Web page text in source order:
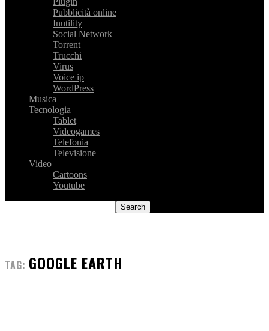
Pubblicità online
Inutility
Social Network
Torrent
Trucchi
Virus
Voice ip
WordPress
Musica
Tecnologia
Tablet
Videogames
Telefonia
Televisione
Video
Cartoons
Youtube
TAG: GOOGLE EARTH